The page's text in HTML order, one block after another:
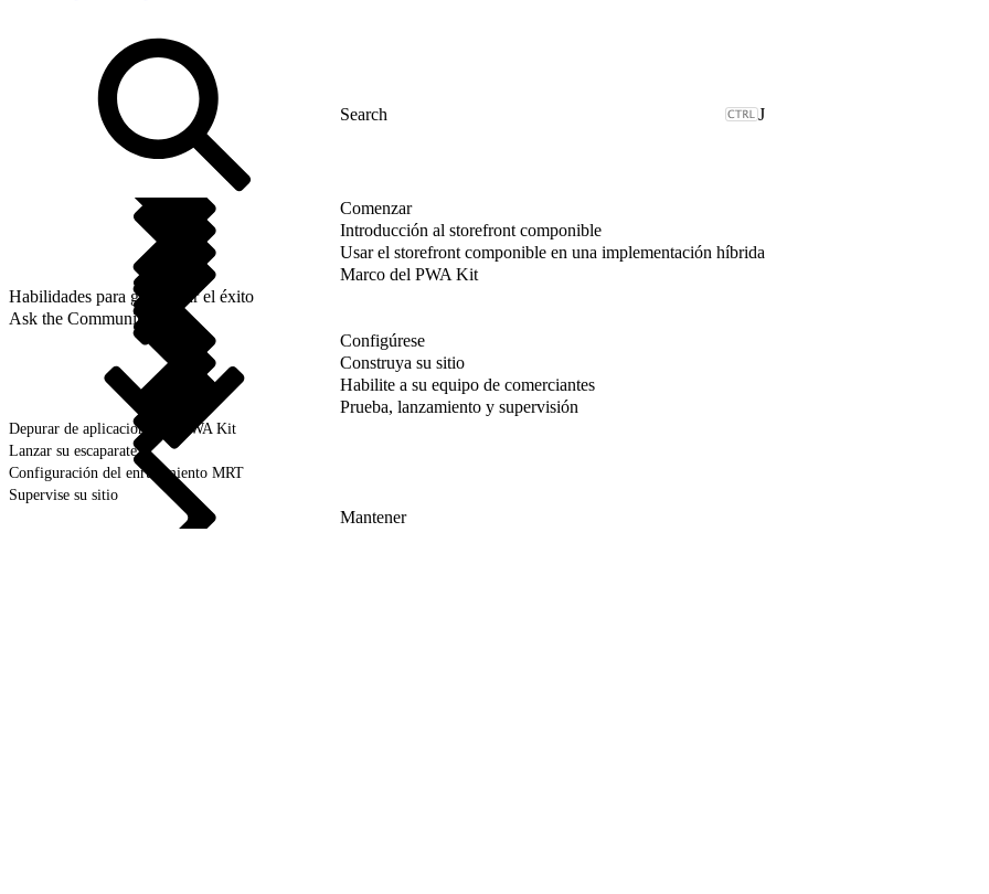
J
Comenzar
Introducción al storefront componible
Usar el storefront componible en una implementación híbrida
Marco del PWA Kit
Habilidades para garantizar el éxito
Ask the Community
Configúrese
Construya su sitio
Habilite a su equipo de comerciantes
Prueba, lanzamiento y supervisión
Depurar de aplicaciones de PWA Kit
Lanzar su escaparate
Configuración del enrutamiento MRT
Supervise su sitio
Mantener